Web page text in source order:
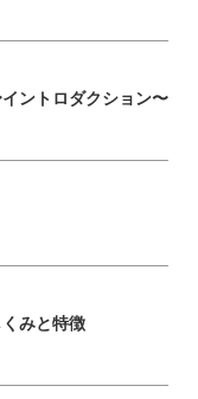
ントロダクション〜
くみと特徴